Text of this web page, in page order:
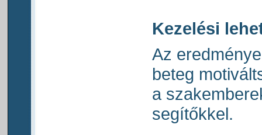
Kezelési
Az
beteg
a
segítőkkel.